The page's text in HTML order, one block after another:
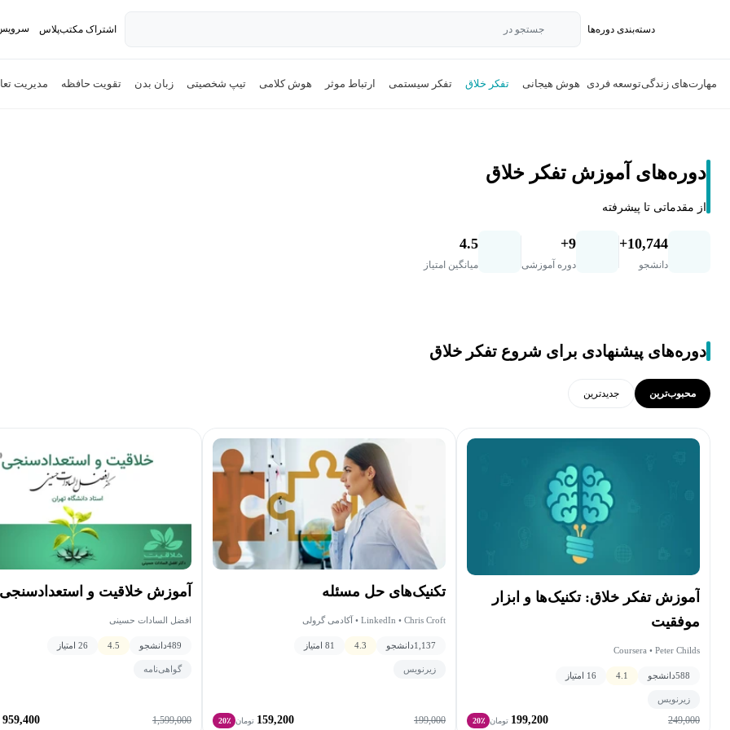
دسته‌بندی‌ دوره‌ها جستجو در اشتراک مکتب‌پلاس
مهارت‌های زندگیتوسعه فردی هوش هیجانی تفکر خلاق تفکر سیستمی ارتباط موثر هوش کلامی تیپ شخصیتی زبان بدن تقویت حافظه مدیریت
دوره‌های آموزش تفکر خلاق
از مقدماتی تا پیشرفته
10,744+
دانشجو
9+
دوره آموزشی
4.5
میانگین امتیاز
دوره‌های پیشنهادی برای شروع تفکر خلاق
محبوب‌ترین جدید‌ترین
آموزش تفکر خلاق: تکنیک‌ها و ابزار
موفقیت
Coursera • Peter Childs
588دانشجو 4.1 16 امتیاز
زیرنویس
249,000
199,200 تومان 20٪
تکنیک‌های حل مسئله
LinkedIn • Chris Croft • آکادمی گرولی
1,137دانشجو 4.3 81 امتیاز
زیرنویس
199,000
159,200 تومان 20٪
آموزش خلاقیت و استعدادسنجی
افضل السادات حسینی
489دانشجو 4.5 26 امتیاز
گواهی‌نامه
1,599,000
959,400